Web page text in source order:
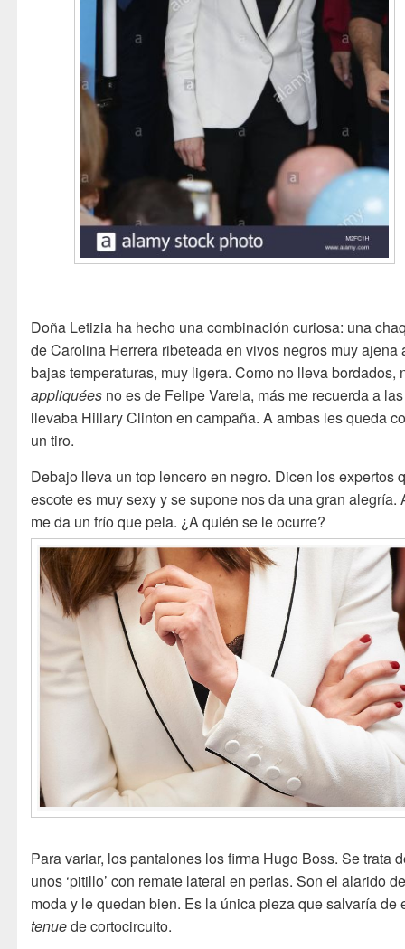
Doña Letizia ha hecho una combinación curiosa: una
de Carolina Herrera ribeteada en vivos negros muy ajena
bajas temperaturas, muy ligera. Como no lleva bordados,
appliquées no es de Felipe Varela, más me recuerda a
llevaba Hillary Clinton en campaña. A ambas les queda
un tiro.
Debajo lleva un top lencero en negro. Dicen los expertos
escote es muy sexy y se supone nos da una gran alegría.
me da un frío que pela. ¿A quién se le ocurre?
Para variar, los pantalones los firma Hugo Boss. Se trata
unos ‘pitillo’ con remate lateral en perlas. Son el alarido
moda y le quedan bien. Es la única pieza que salvaría de
tenuede cortocircuito.